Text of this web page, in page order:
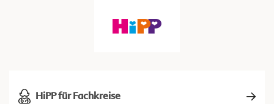
HiPP für Fachkreise